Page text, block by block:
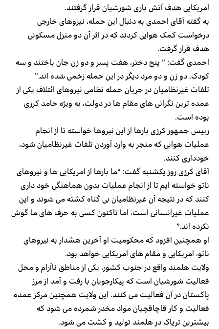
امریکایی هدف آتش باری شورشیان قرار گرفتند.
به گفته آقای احمدی به دنبال این حمله، نیروهای خارجی
درخواست کمک هوایی کردند که در اثر آن دو منزل مسکونی
هدف قرار گرفت.
احمدی گفت: ” پنج دختر، هفت پسر و دو زن جان باختند و سه
کودک، دو زن و دو مرد دیگر در این حمله زخمی شده اند.”
تلفات غیرنظامیان در جریان حمله نظامی نیروهای ائتلاف یکی از
عمده ترین نگرانی های مقام ها در دولت، به ویژه حامد کرزی
بوده است.
رییس جمهور کرزی بارها از این نیروها خواسته تا از انجام
عملیات هوایی که منجر به وارد آوردن تلفات غیرنظامیان شود،
خودداری کنند.
آقای کرزی روز یکشنبه گفت: “‌ما بارها از امریکایی ها و نیروهای
ناتو خواسته ایم تا از انجام عملیات بدون هماهنگی خود داری
کنند که در نتیجه آن غیرنظامیان بی گناه کشته می شوند و این
عملیات غیرانسانی است، اما تاکنون کسی به حرف های ما گوش
نکرده اند.”
او همچنین افزود که محکومیت او آخرین هشدار به نیروهای
ناتو، امریکایی و مقام های امریکایی خواهد بود.
ولایت هلمند واقع در جنوب کشور، یکی از مناطق ناآرام و محل
فعالیت شورشیان است که پیکارجویان با رفت و آمد از مرز
پاکستان در آن فعالیت می کنند. این ولایت همچنین مرکز عمده
فعالیت و کار قاچاقچیان مواد مخدر شمرده می شود که
بیشترین تریاک در هلمند تولید و کشت می شود.